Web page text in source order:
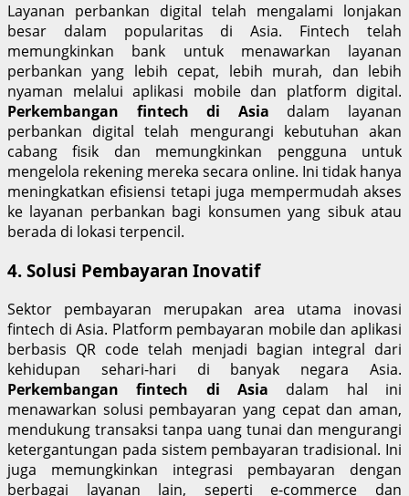
Layanan perbankan digital telah mengalami lonjakan
besar dalam popularitas di Asia. Fintech telah
memungkinkan bank untuk menawarkan layanan
perbankan yang lebih cepat, lebih murah, dan lebih
nyaman melalui aplikasi mobile dan platform digital.
Perkembangan fintech di Asia dalam layanan
perbankan digital telah mengurangi kebutuhan akan
cabang fisik dan memungkinkan pengguna untuk
mengelola rekening mereka secara online. Ini tidak hanya
meningkatkan efisiensi tetapi juga mempermudah akses
ke layanan perbankan bagi konsumen yang sibuk atau
berada di lokasi terpencil.
4. Solusi Pembayaran Inovatif
Sektor pembayaran merupakan area utama inovasi
fintech di Asia. Platform pembayaran mobile dan aplikasi
berbasis QR code telah menjadi bagian integral dari
kehidupan sehari-hari di banyak negara Asia.
Perkembangan fintech di Asia dalam hal ini
menawarkan solusi pembayaran yang cepat dan aman,
mendukung transaksi tanpa uang tunai dan mengurangi
ketergantungan pada sistem pembayaran tradisional. Ini
juga memungkinkan integrasi pembayaran dengan
berbagai layanan lain, seperti e-commerce dan